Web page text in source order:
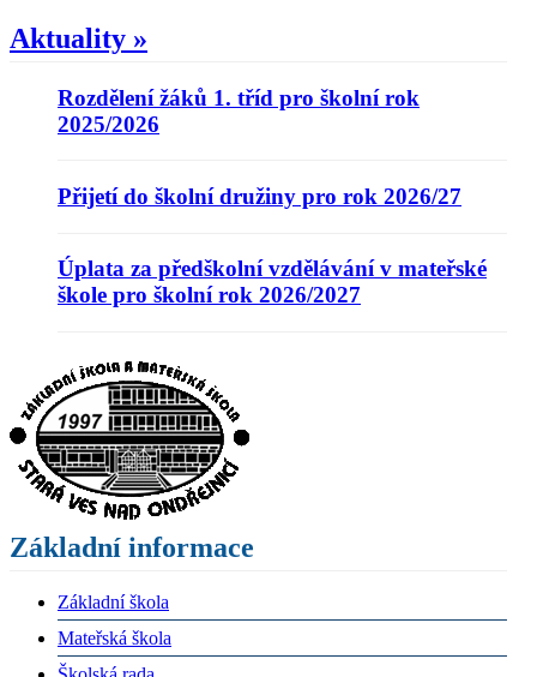
Aktuality »
Rozdělení žáků 1. tříd pro školní rok
2025/2026
Přijetí do školní družiny pro rok 2026/27
Úplata za předškolní vzdělávání v mateřské
škole pro školní rok 2026/2027
Základní informace
Základní škola
Mateřská škola